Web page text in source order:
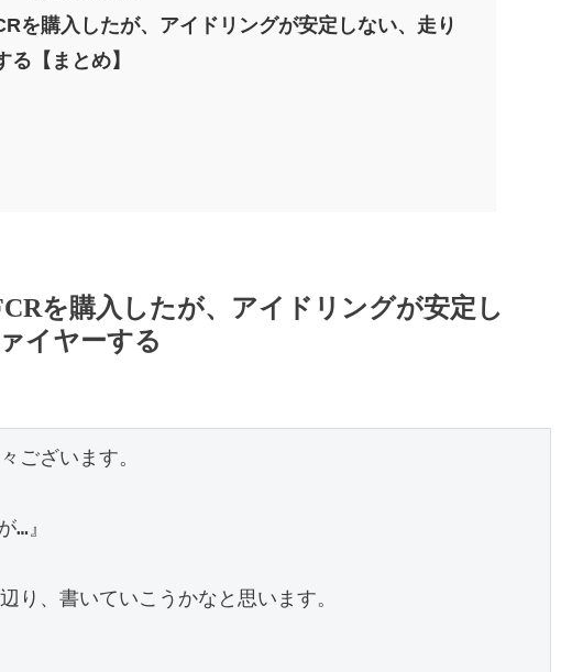
を購入したが、アイドリングが安定しない、走り
【まとめ】
を購入したが、アイドリングが安定し
イヤーする
ございます。
…』
り、書いていこうかなと思います。